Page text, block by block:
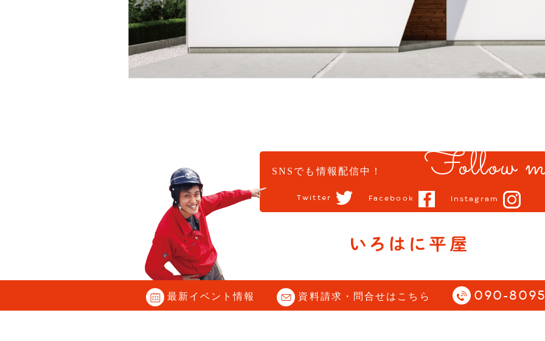
SNSでも情報配信中！ Follow
Twitter Facebook Instagram
Copyright (C) 石川県 小松市 | 平屋住宅専門サイト | Story All Rights
最新イベント情報 資料請求・問合せはこちら 090-